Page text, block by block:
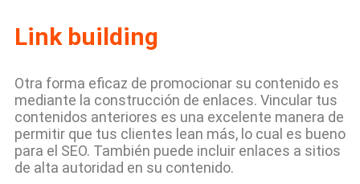
Link building
Otra forma eficaz de promocionar su contenido es
mediante la construcción de enlaces. Vincular tus
contenidos anteriores es una excelente manera de
permitir que tus clientes lean más, lo cual es bueno
para el SEO. También puede incluir enlaces a sitios
de alta autoridad en su contenido.